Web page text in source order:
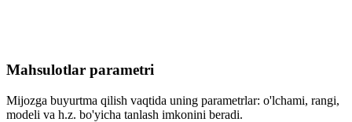
Mahsulotlar parametri
Mijozga buyurtma qilish vaqtida uning parametrlar: o'lchami, rangi,
modeli va h.z. bo'yicha tanlash imkonini beradi.